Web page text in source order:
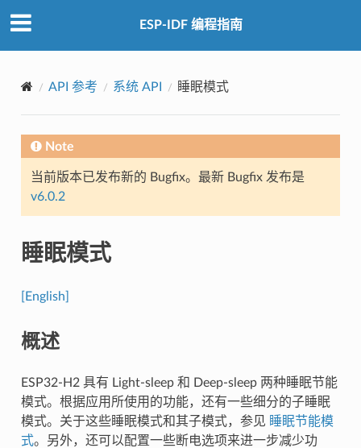
ESP-IDF 编程指南
API 参考 系统 API 睡眠模式
Note
当前版本已发布新的 Bugfix。最新 Bugfix 发布是
v6.0.2
睡眠模式
[English]
概述
ESP32-H2 具有 Light-sleep 和 Deep-sleep 两种睡眠节能
模式。根据应用所使用的功能，还有一些细分的子睡眠
模式。关于这些睡眠模式和其子模式，参见 睡眠节能模
式。另外，还可以配置一些断电选项来进一步减少功